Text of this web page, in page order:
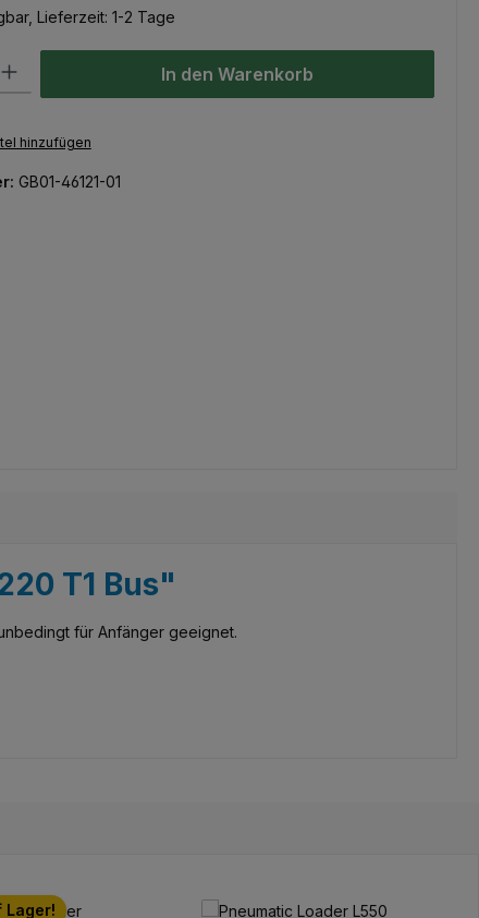
Lieferzeit: 1-2 Tage
Gib den gewünschten Wert ein oder benutze die Schaltflächen
In den Warenkorb
hinzufügen
GB01-46121-01
T1 Bus"
für Anfänger geeignet.
Lager!